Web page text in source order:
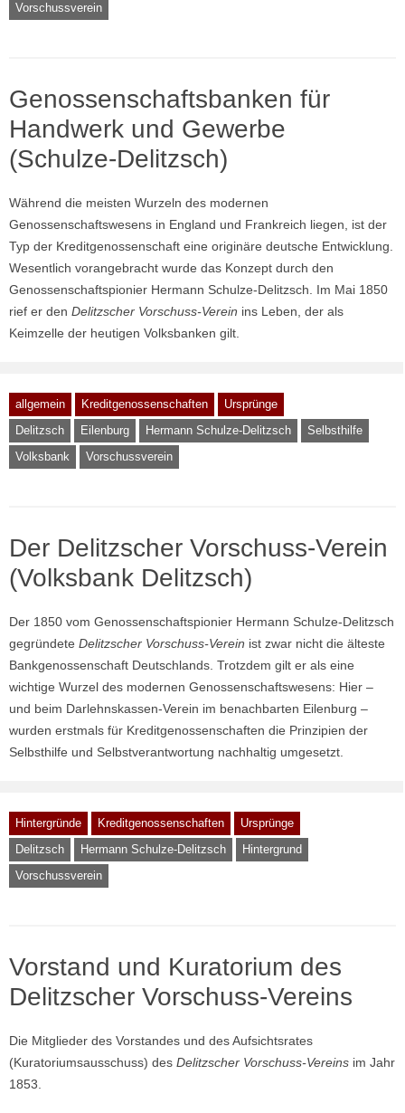
Vorschussverein
Genossenschaftsbanken für
Handwerk und Gewerbe
(Schulze-Delitzsch)
Während die meisten Wurzeln des modernen
Genossenschaftswesens in England und Frankreich liegen, ist der
Typ der Kreditgenossenschaft eine originäre deutsche Entwicklung.
Wesentlich vorangebracht wurde das Konzept durch den
Genossenschaftspionier Hermann Schulze-Delitzsch. Im Mai 1850
rief er den Delitzscher Vorschuss-Verein ins Leben, der als
Keimzelle der heutigen Volksbanken gilt.
allgemein Kreditgenossenschaften
Ursprünge
Delitzsch
Eilenburg Hermann Schulze-Delitzsch
Selbsthilfe
Volksbank
Vorschussverein
Der Delitzscher Vorschuss-Verein
(Volksbank Delitzsch)
Der 1850 vom Genossenschaftspionier Hermann Schulze-Delitzsch
gegründete Delitzscher Vorschuss-Verein ist zwar nicht die älteste
Bankgenossenschaft Deutschlands. Trotzdem gilt er als eine
wichtige Wurzel des modernen Genossenschaftswesens: Hier –
und beim Darlehnskassen-Verein im benachbarten Eilenburg –
wurden erstmals für Kreditgenossenschaften die Prinzipien der
Selbsthilfe und Selbstverantwortung nachhaltig umgesetzt.
Hintergründe Kreditgenossenschaften
Ursprünge
Delitzsch
Hermann Schulze-Delitzsch
Hintergrund
Vorschussverein
Vorstand und Kuratorium des
Delitzscher Vorschuss-Vereins
Die Mitglieder des Vorstandes und des Aufsichtsrates
(Kuratoriumsausschuss) des Delitzscher Vorschuss-Vereins im Jahr
1853.